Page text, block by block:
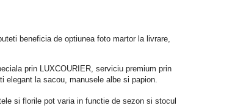
beneficia de optiunea foto martor la livrare,
prin LUXCOURIER, serviciu premium prin
elegant la sacou, manusele albe si papion.
si florile pot varia in functie de sezon si stocul